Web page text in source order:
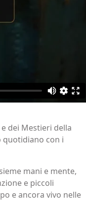
dei Mestieri della
quotidiano con i
mani e mente,
e piccoli
e ancora vivo nelle